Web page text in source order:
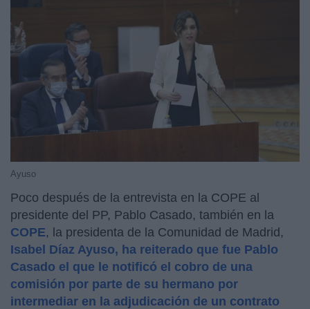
Ayuso
Poco después de la entrevista en la COPE al
presidente del PP, Pablo Casado, también en la
COPE, la presidenta de la Comunidad de Madrid,
Isabel Díaz Ayuso, ha reiterado que fue Pablo
Casado el que le notificó el cobro de una
comisión por parte de su hermano por
intermediar en la adjudicación de un contrato